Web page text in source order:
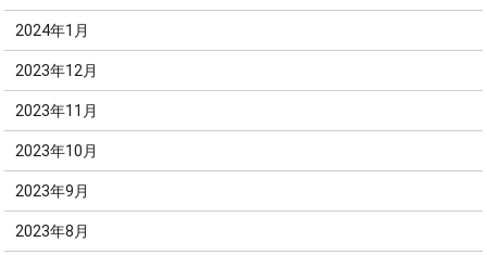
2024年1月
2023年12月
2023年11月
2023年10月
2023年9月
2023年8月